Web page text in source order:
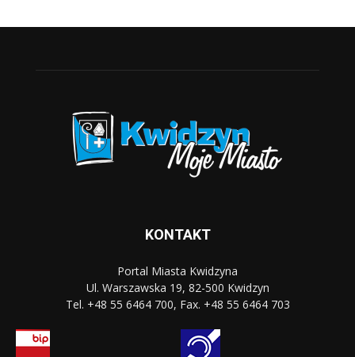
KONTAKT
Portal Miasta Kwidzyna
Ul. Warszawska 19, 82-500 Kwidzyn
Tel. +48 55 6464 700, Fax. +48 55 6464 703